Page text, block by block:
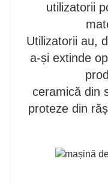
utilizatorii
Utilizatorii au,
a-și extinde
ceramică din
proteze din